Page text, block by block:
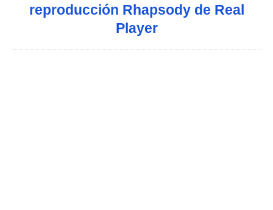
reproducción Rhapsody de Real
Player